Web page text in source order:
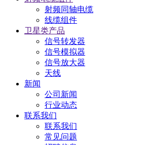
射频同轴电缆
线缆组件
卫星类产品
信号转发器
信号模拟器
信号放大器
天线
新闻
公司新闻
行业动态
联系我们
联系我们
常见问题